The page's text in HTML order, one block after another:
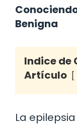
Benigna
Indice de
Artículo
La